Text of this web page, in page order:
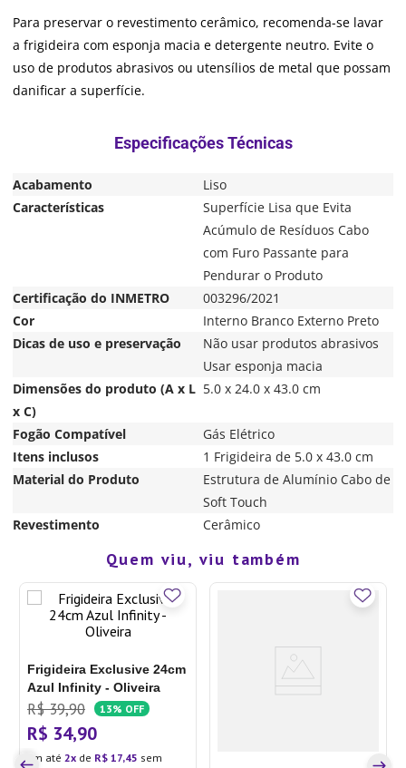
Para preservar o revestimento cerâmico, recomenda-se lavar
a frigideira com esponja macia e detergente neutro. Evite o
uso de produtos abrasivos ou utensílios de metal que possam
danificar a superfície.
Acabamento
Liso
Características
Superfície Lisa que Evita
Acúmulo de Resíduos Cabo
com Furo Passante para
Pendurar o Produto
Certificação do INMETRO
003296/2021
Cor
Interno Branco Externo Preto
Dicas de uso e preservação
Não usar produtos abrasivos
Usar esponja macia
Dimensões do produto (A x L
x C)
5.0 x 24.0 x 43.0 cm
Fogão Compatível
Gás Elétrico
Itens inclusos
1 Frigideira de 5.0 x 43.0 cm
Material do Produto
Estrutura de Alumínio Cabo de
Soft Touch
Revestimento
Cerâmico
Quem viu, viu também
Frigideira Exclusive 24cm
Azul Infinity - Oliveira
R$ 39,90 13% OFF
R$ 34,90
Em até 2 de R$ 17,45 sem